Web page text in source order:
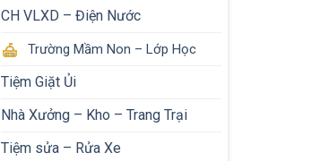
CH VLXD – Điện Nước
Trường Mầm Non – Lớp Học
Tiệm Giặt Ủi
Nhà Xưởng – Kho – Trang Trại
Tiệm sửa – Rửa Xe